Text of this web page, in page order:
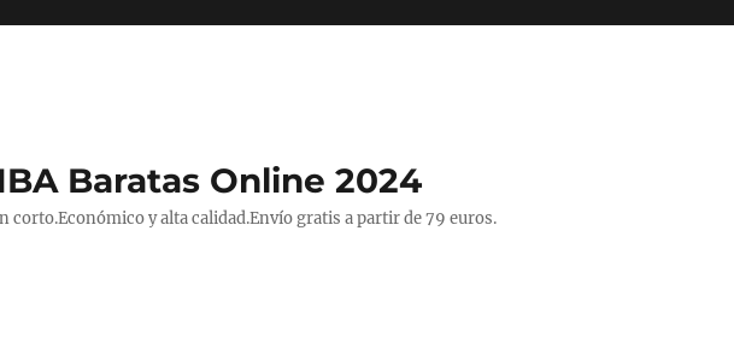
Baratas Online 2024
corto.Económico y alta calidad.Envío gratis a partir de 79 euros.